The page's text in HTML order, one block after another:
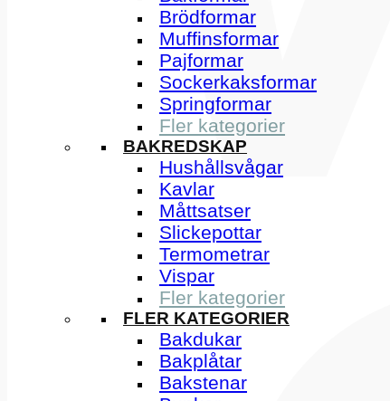
Brödformar
Muffinsformar
Pajformar
Sockerkaksformar
Springformar
Fler kategorier
BAKREDSKAP
Hushållsvågar
Kavlar
Måttsatser
Slickepottar
Termometrar
Vispar
Fler kategorier
FLER KATEGORIER
Bakdukar
Bakplåtar
Bakstenar